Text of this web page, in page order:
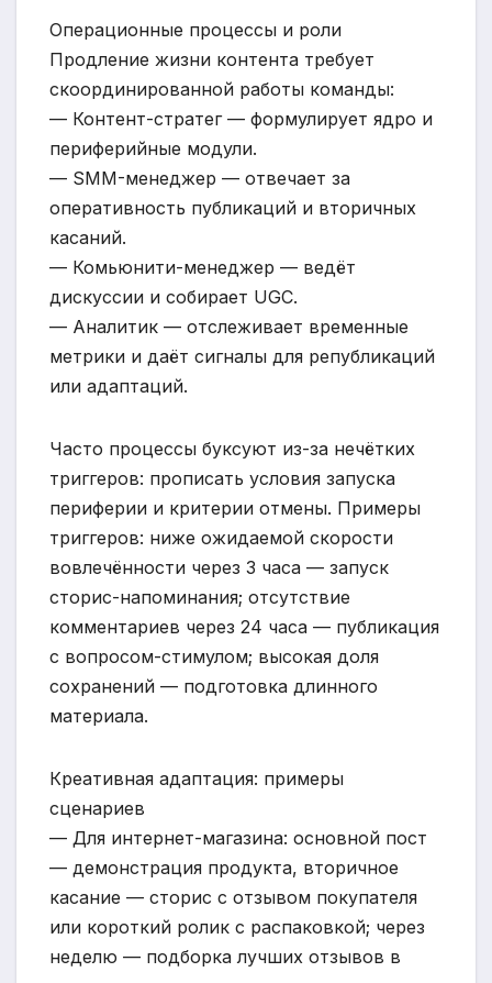
Операционные процессы и роли
Продление жизни контента требует
скоординированной работы команды:
— Контент-стратег — формулирует ядро и
периферийные модули.
— SMM-менеджер — отвечает за
оперативность публикаций и вторичных
касаний.
— Комьюнити-менеджер — ведёт
дискуссии и собирает UGC.
— Аналитик — отслеживает временные
метрики и даёт сигналы для републикаций
или адаптаций.
Часто процессы буксуют из-за нечётких
триггеров: прописать условия запуска
периферии и критерии отмены. Примеры
триггеров: ниже ожидаемой скорости
вовлечённости через 3 часа — запуск
сторис-напоминания; отсутствие
комментариев через 24 часа — публикация
с вопросом-стимулом; высокая доля
сохранений — подготовка длинного
материала.
Креативная адаптация: примеры
сценариев
— Для интернет-магазина: основной пост
— демонстрация продукта, вторичное
касание — сторис с отзывом покупателя
или короткий ролик с распаковкой; через
неделю — подборка лучших отзывов в